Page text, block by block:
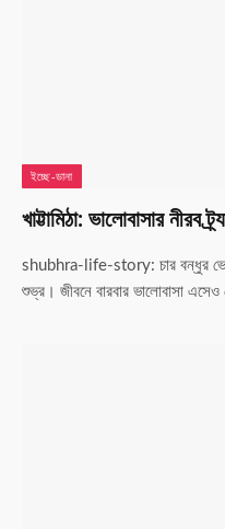
ইচ্ছে-ডানা
খাট্টামিঠা: ভালোবাসার নীরব
shubhra-life-story: চার বন্ধুর
শুভ্র। জীবনে বারবার ভালোবাসা এসেও